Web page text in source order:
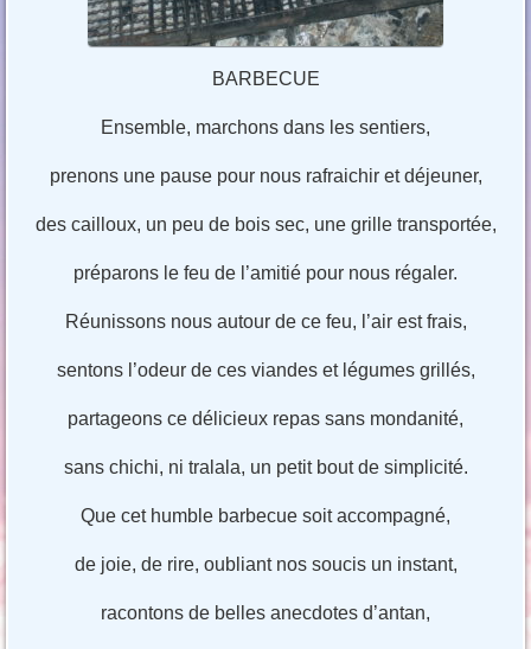
BARBECUE
Ensemble, marchons dans les sentiers,
prenons une pause pour nous rafraichir et déjeuner,
des cailloux, un peu de bois sec, une grille transportée,
préparons le feu de l’amitié pour nous régaler.
Réunissons nous autour de ce feu, l’air est frais,
sentons l’odeur de ces viandes et légumes grillés,
partageons ce délicieux repas sans mondanité,
sans chichi, ni tralala, un petit bout de simplicité.
Que cet humble barbecue soit accompagné,
de joie, de rire, oubliant nos soucis un instant,
racontons de belles anecdotes d’antan,